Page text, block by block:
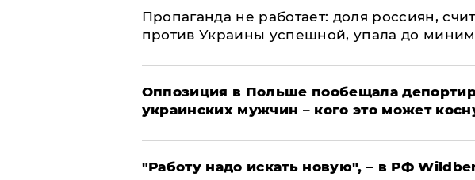
​Пропаганда не работает: доля россиян,
против Украины успешной, упала до
Оппозиция в Польше пообещала
украинских мужчин – кого это может
"Работу надо искать новую", – в РФ